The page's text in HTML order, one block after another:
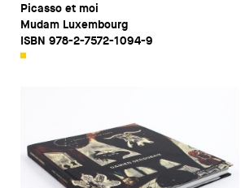
Picasso et moi
Mudam Luxembourg
ISBN 978-2-7572-1094-9